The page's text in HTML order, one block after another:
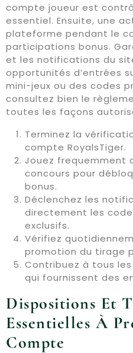
compte joueur est
essentiel. Ensuite, une
plateforme pendant le
participations bonus.
et les notifications du
opportunités d’entrées
mini-jeux ou des codes
consultez bien le
toutes les façons
Terminez la
compte RoyalsTiger.
Jouez frequemment
concours pour
bonus.
Déclenchez les
directement les
exclusifs.
Vérifiez
promotion du tirage
Contribuez à tous
qui fournissent des
Dispositions Et
Essentielles À
Compte